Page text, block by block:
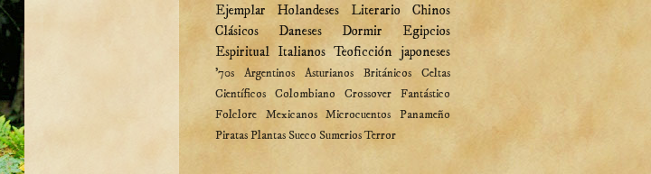
Ejemplar
Holandeses Literario
Chinos
Clásicos
Daneses Dormir
Egipcios
Espiritual Italianos Teoficción japoneses
'70s Argentinos Asturianos Británicos
Celtas
Científicos
Colombiano Crossover
Fantástico
Folclore
Mexicanos Microcuentos
Panameño
PiratasPlantasSueco SumeriosTerror